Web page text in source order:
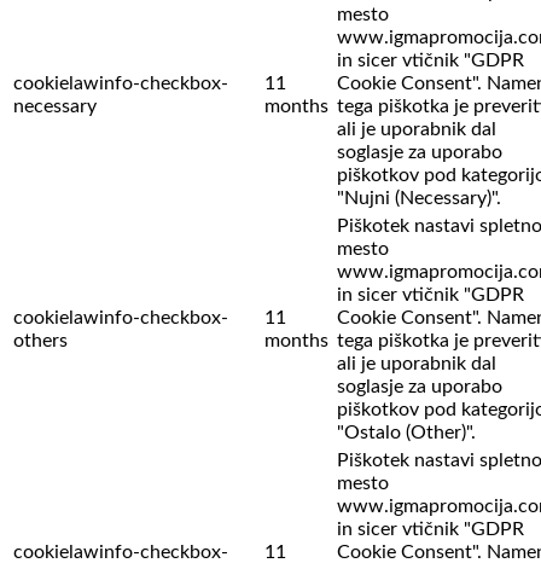
cookielawinfo-checkbox-
necessary
11
months
mesto
in sicer vtičnik "GDPR
Cookie Consent".
tega piškotka je
ali je uporabnik dal
soglasje za uporabo
piškotkov pod
"Nujni (Necessary)".
cookielawinfo-checkbox-
others
11
months
Piškotek nastavi spletno
mesto
in sicer vtičnik "GDPR
Cookie Consent".
tega piškotka je
ali je uporabnik dal
soglasje za uporabo
piškotkov pod
"Ostalo (Other)".
cookielawinfo-checkbox-
11
Piškotek nastavi spletno
mesto
in sicer vtičnik "GDPR
Cookie Consent".